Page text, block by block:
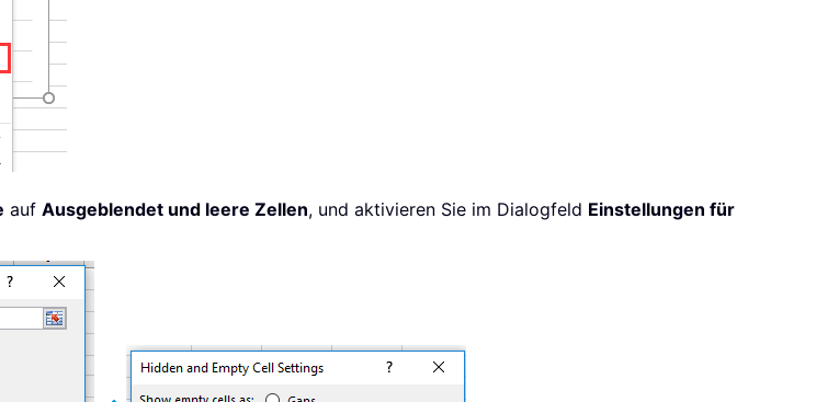
auf Ausgeblendet und leere Zellen, und aktivieren Sie im Dialogfeld Einstellungen für